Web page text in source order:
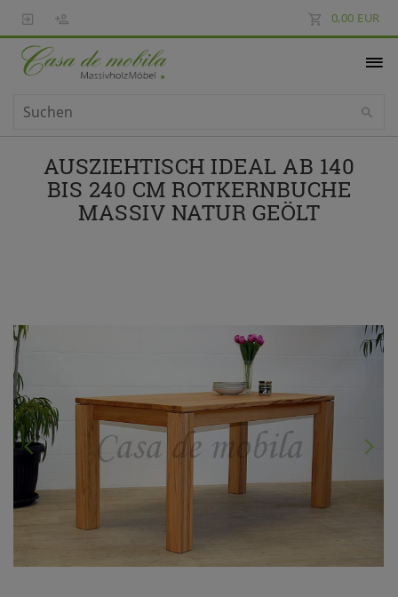
0,00 EUR
AUSZIEHTISCH IDEAL AB 140
BIS 240 CM ROTKERNBUCHE
MASSIV NATUR GEÖLT